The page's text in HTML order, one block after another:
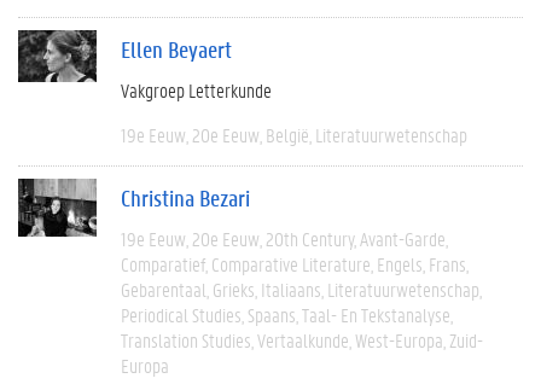
Ellen Beyaert
Vakgroep Letterkunde
19e Eeuw 20e Eeuw België Literatuurwetenschap
Christina Bezari
19e Eeuw 20e Eeuw 20th Century Avant-Garde
Comparatief Comparative Literature Engels Frans
Gebarentaal Grieks Italiaans Literatuurwetenschap
Periodical Studies Spaans Taal- En Tekstanalyse
Translation Studies Vertaalkunde West-Europa Zuid-
Europa